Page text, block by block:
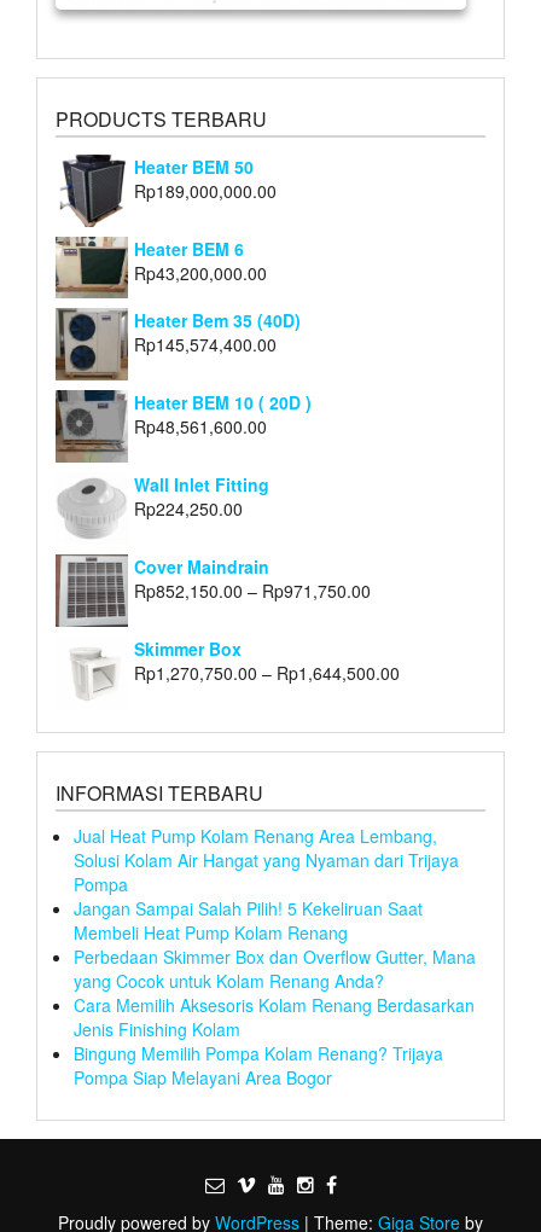
PRODUCTS TERBARU
Heater BEM 50
Rp189,000,000.00
Heater BEM 6
Rp43,200,000.00
Heater Bem 35 (40D)
Rp145,574,400.00
Heater BEM 10 ( 20D )
Rp48,561,600.00
Wall Inlet Fitting
Rp224,250.00
Cover Maindrain
Rp852,150.00 – Rp971,750.00
Skimmer Box
Rp1,270,750.00 – Rp1,644,500.00
INFORMASI TERBARU
Jual Heat Pump Kolam Renang Area Lembang,
Solusi Kolam Air Hangat yang Nyaman dari Trijaya
Pompa
Jangan Sampai Salah Pilih! 5 Kekeliruan Saat
Membeli Heat Pump Kolam Renang
Perbedaan Skimmer Box dan Overflow Gutter, Mana
yang Cocok untuk Kolam Renang Anda?
Cara Memilih Aksesoris Kolam Renang Berdasarkan
Jenis Finishing Kolam
Bingung Memilih Pompa Kolam Renang? Trijaya
Pompa Siap Melayani Area Bogor
Proudly powered by WordPress | Theme: Giga Store by